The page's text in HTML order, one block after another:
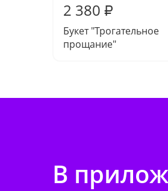
2 380 ₽
Букет "Трогательное
прощание"
В